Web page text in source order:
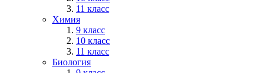
11 класс
Химия
9 класс
10 класс
11 класс
Биология